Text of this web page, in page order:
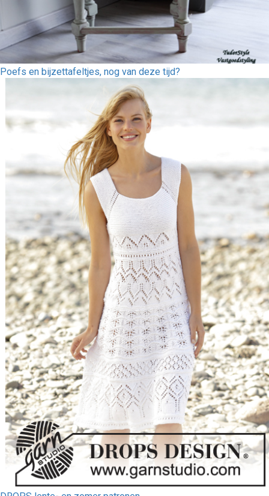
Poefs en bijzettafeltjes, nog van deze tijd?